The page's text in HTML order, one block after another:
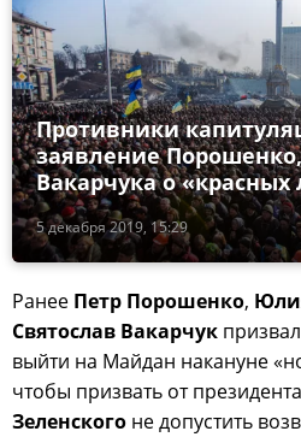
5 декабря 2019, 15:29
Противники
заявление
Вакарчука о «красных
Ранее Петр Порошенко,
Святослав Вакарчук
выйти на Майдан накануне
чтобы призвать от президента
Зеленского не допустить